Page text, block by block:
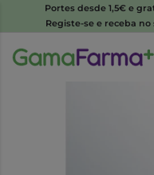
Portes desde 1,5€ e
Registe-se e receba